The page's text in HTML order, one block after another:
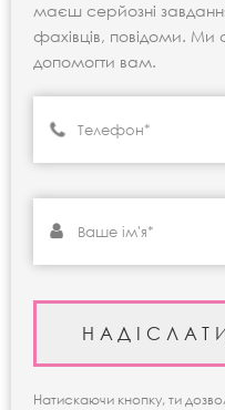
маєш серйозні
фахівців, повідоми. Ми
допомогти вам.
Натискаючи кнопку, ти